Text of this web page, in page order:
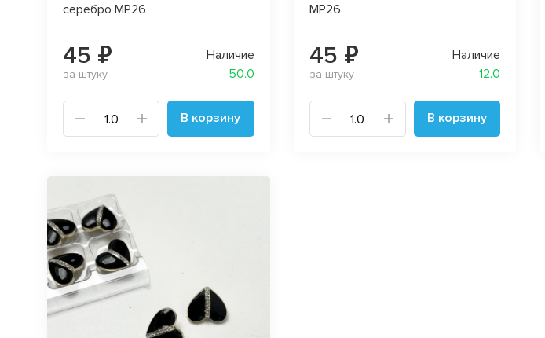
серебро MP26
45 ₽
за штуку
Наличие
50.0
В корзину
MP26
45 ₽
за штуку
Наличие
12.0
В корзину